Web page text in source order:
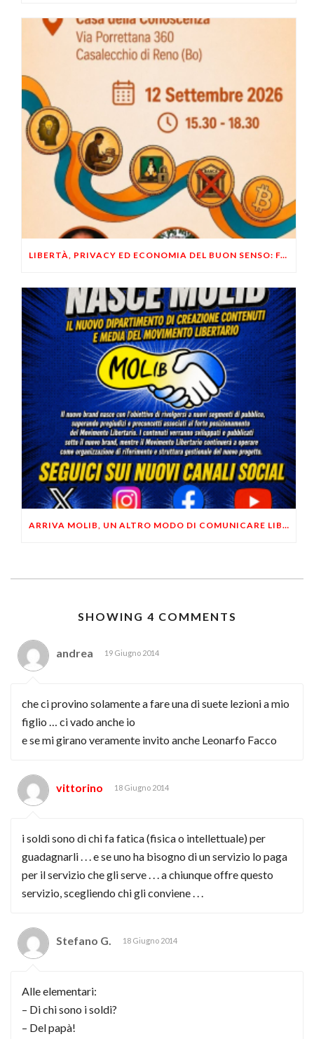
LIBERTÀ, PRIVACY ED ECONOMIA DEL BUON SENSO: FACCO E MUSUMECI A CASALECCHIO DI RENO (BO)
ARRIVA MOLIB, UN ALTRO MODO DI COMUNICARE LIBERTARIO
SHOWING 4 COMMENTS
andrea 19 Giugno 2014
che ci provino solamente a fare una di suete lezioni a mio
figlio … ci vado anche io
e se mi girano veramente invito anche Leonarfo Facco
vittorino 18 Giugno 2014
i soldi sono di chi fa fatica (fisica o intellettuale) per
guadagnarli . . . e se uno ha bisogno di un servizio lo paga
per il servizio che gli serve . . . a chiunque offre questo
servizio, scegliendo chi gli conviene . . .
Stefano G. 18 Giugno 2014
Alle elementari:
– Di chi sono i soldi?
– Del papà!